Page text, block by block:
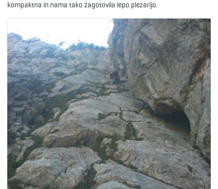
l
e
n
kompaktna in nama tako zagotovila lepo plezarijo.